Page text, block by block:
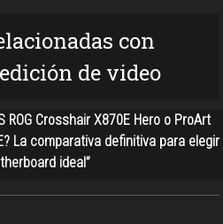
con
de video
ROG Crosshair X870E Hero o ProArt
La comparativa definitiva para elegir
ideal”